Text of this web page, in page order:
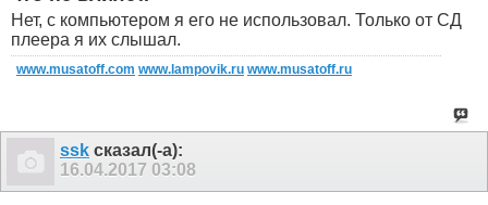
Нет, с компьютером я его не использовал. Только от СД
плеера я их слышал.
www.musatoff.com www.lampovik.ru www.musatoff.ru
ssk сказал(-а):
16.04.2017 03:08